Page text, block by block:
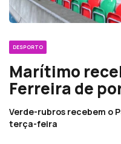
DESPORTO
Marítimo
Ferreira de
Verde-rubros recebem o
terça-feira